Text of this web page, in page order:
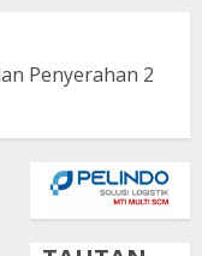
Penyerahan 2